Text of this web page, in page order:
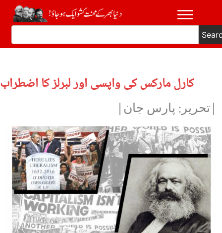
کارل مارکس کی واپسی اور لبرلز کا اضطراب
|تحریر: پارس جان|